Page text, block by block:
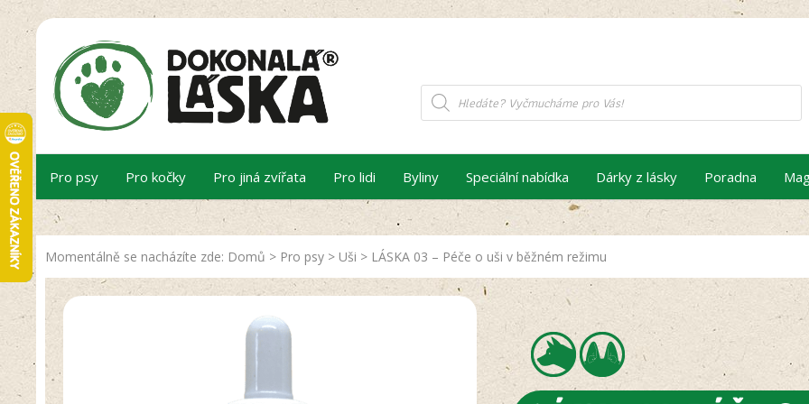
Products
search
Pro psy Pro kočky Pro jiná zvířata Pro lidi Byliny Speciální nabídka Dárky z lásky Poradna
Momentálně se nacházíte zde: Domů > Pro psy > Uši > LÁSKA 03 – Péče o uši v běžném režimu